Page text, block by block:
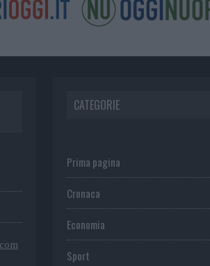
CATEGORIE
Prima pagina
Cronaca
Economia
Sport